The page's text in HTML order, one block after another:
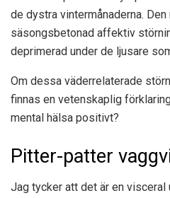
de dystra vintermånaderna.
säsongsbetonad affektiv
deprimerad under de ljusare
Om dessa väderrelaterade
finnas en vetenskaplig
mental hälsa positivt?
Pitter-patter
Jag tycker att det är en